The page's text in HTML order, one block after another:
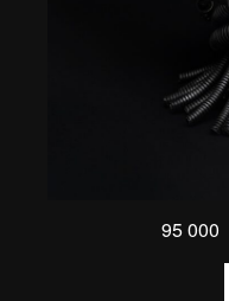
95 000